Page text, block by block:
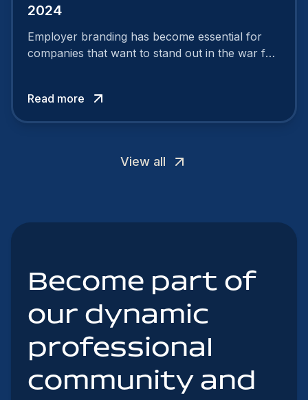
2024
Employer branding has become essential for
companies that want to stand out in the war for
attract the best profiles.
Read more
View all
Become part of
our dynamic
professional
community and